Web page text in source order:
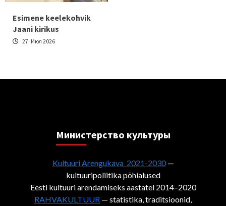
Esimene keelekohvik
Jaani kirikus
27. Июл 2026
Министерствo культуры
Kultuuri Arengukava 2021-2030—
kultuuripoliitika põhialused
Eesti kultuuri arendamiseks aastatel 2014–2020
RAHVAKULTUUR — statistika, traditsioonid,